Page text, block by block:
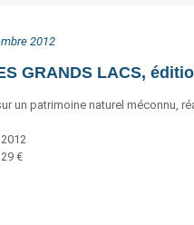
2012
GRANDS LACS,
un patrimoine naturel méconnu,
€